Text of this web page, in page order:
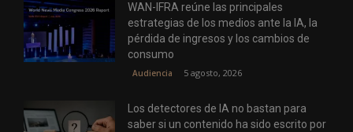
WAN-IFRA reúne las principales
estrategias de los medios ante la IA, la
pérdida de ingresos y los cambios de
consumo
Audiencia 5 agosto, 2026
Los detectores de IA no bastan para
saber si un contenido ha sido escrito por